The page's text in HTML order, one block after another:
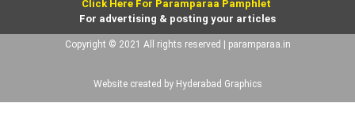
Click Here For Paramparaa Pamphlet
For advertising & posting your articles
Copyright © 2021 All rights reserved | paramparaa.in
Website created by Hyderabad Graphics